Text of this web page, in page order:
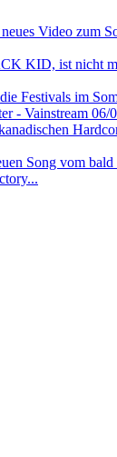
Video zum
KID, ist nicht
Festivals im
- Vainstream
Song vom